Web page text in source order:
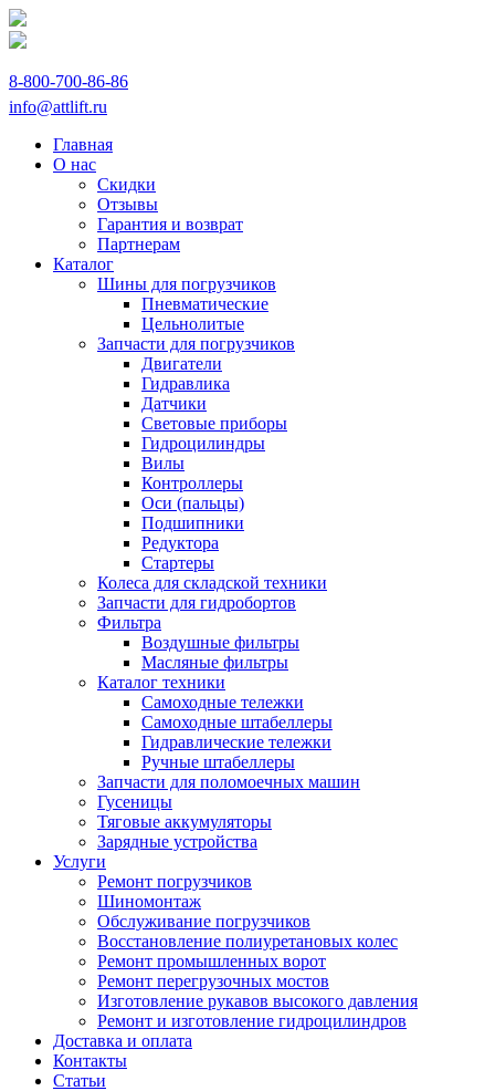
8-800-700-86-86
info@attlift.ru
Главная
О нас
Скидки
Отзывы
Гарантия и возврат
Партнерам
Каталог
Шины для погрузчиков
Пневматические
Цельнолитые
Запчасти для погрузчиков
Двигатели
Гидравлика
Датчики
Световые приборы
Гидроцилиндры
Вилы
Контроллеры
Оси (пальцы)
Подшипники
Редуктора
Стартеры
Колеса для складской техники
Запчасти для гидробортов
Фильтра
Воздушные фильтры
Масляные фильтры
Каталог техники
Самоходные тележки
Самоходные штабеллеры
Гидравлические тележки
Ручные штабеллеры
Запчасти для поломоечных машин
Гусеницы
Тяговые аккумуляторы
Зарядные устройства
Услуги
Ремонт погрузчиков
Шиномонтаж
Обслуживание погрузчиков
Восстановление полиуретановых колес
Ремонт промышленных ворот
Ремонт перегрузочных мостов
Изготовление рукавов высокого давления
Ремонт и изготовление гидроцилиндров
Доставка и оплата
Контакты
Статьи